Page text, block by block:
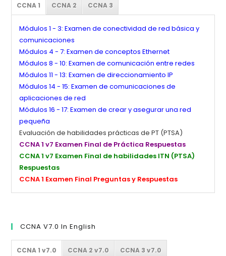
CCNA 1 CCNA 2 CCNA 3
Módulos 1 - 3: Examen de conectividad de red básica y
comunicaciones
Módulos 4 - 7: Examen de conceptos Ethernet
Módulos 8 - 10: Examen de comunicación entre redes
Módulos 11 - 13: Examen de direccionamiento IP
Módulos 14 - 15: Examen de comunicaciones de
aplicaciones de red
Módulos 16 - 17: Examen de crear y asegurar una red
pequeña
Evaluación de habilidades prácticas de PT (PTSA)
CCNA 1 v7 Examen Final de Práctica Respuestas
CCNA 1 v7 Examen Final de habilidades ITN (PTSA)
Respuestas
CCNA 1 Examen Final Preguntas y Respuestas
CCNA V7.0 In English
CCNA 1 v7.0 CCNA 2 v7.0 CCNA 3 v7.0